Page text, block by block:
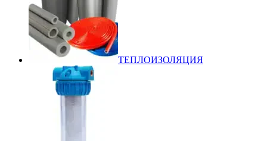
ТЕПЛОИЗОЛЯЦИЯ